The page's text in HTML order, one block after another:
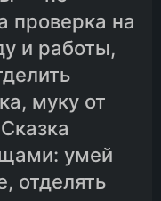
проверка на
и работы,
муку от
умей
отделять